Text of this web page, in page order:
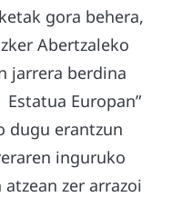
gora behera,
Abertzaleko
jarrera berdina
Europan”
dugu erantzun
inguruko
zer arrazoi